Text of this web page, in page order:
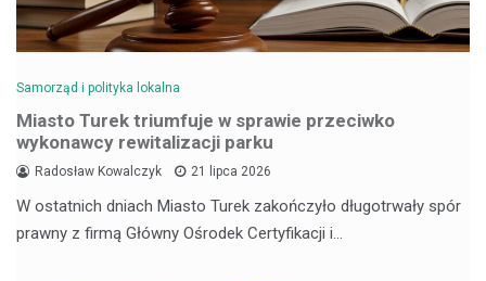
Samorząd i polityka lokalna
Miasto Turek triumfuje w sprawie przeciwko
wykonawcy rewitalizacji parku
Radosław Kowalczyk 21 lipca 2026
W ostatnich dniach Miasto Turek zakończyło długotrwały spór
prawny z firmą Główny Ośrodek Certyfikacji i…